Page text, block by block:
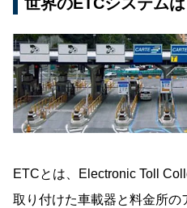
ETCとは、Electronic Toll
取り付けた車載器と料金所の